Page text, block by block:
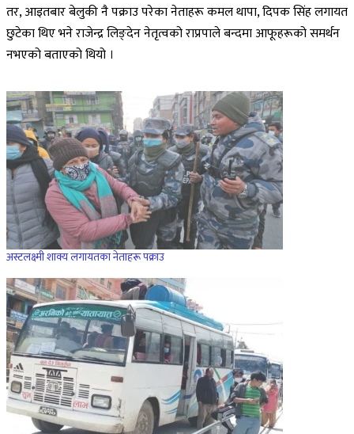
तर, आइतबार बेलुकी नै पक्राउ परेका नेताहरू कमल थापा, दिपक सिंह लगायत
छुटेका थिए भने राजेन्द्र लिङ्देन नेतृत्वको राप्रपाले बन्दमा आफूहरूको समर्थन
नभएको बताएको थियो ।
अस्टलक्ष्मी शाक्य लगायतका नेताहरू पक्राउ